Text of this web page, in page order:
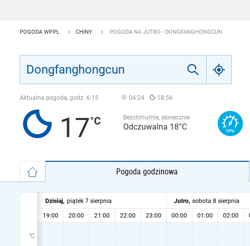
POGODA WP.PL CHINY POGODA NA JUTRO - DONGFANGHONGCUN
Aktualna pogoda, godz. 6:15 04:24 18:56
17 Bezchmurnie, słonecznie
Odczuwalna 18°C
Pogoda godzinowa
°C